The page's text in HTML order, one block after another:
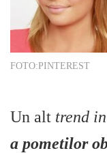
FOTO:PINTEREST
Un alt trend
a pometilor